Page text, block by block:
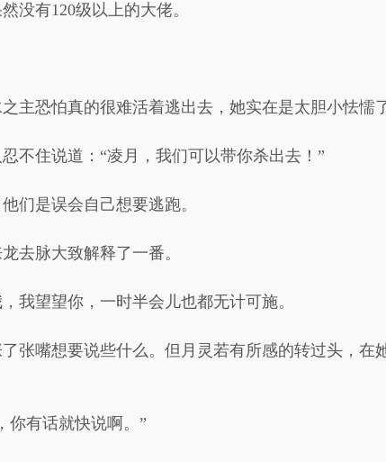
没有120级以上的大佬。
主恐怕真的很难活着逃出去，她实在是太胆小怯懦
不住说道：“凌月，我们可以带你杀出去！”
们是误会自己想要逃跑。
去脉大致解释了一番。
我望望你，一时半会儿也都无计可施。
张嘴想要说些什么。但月灵若有所感的转过头，在
你有话就快说啊。”